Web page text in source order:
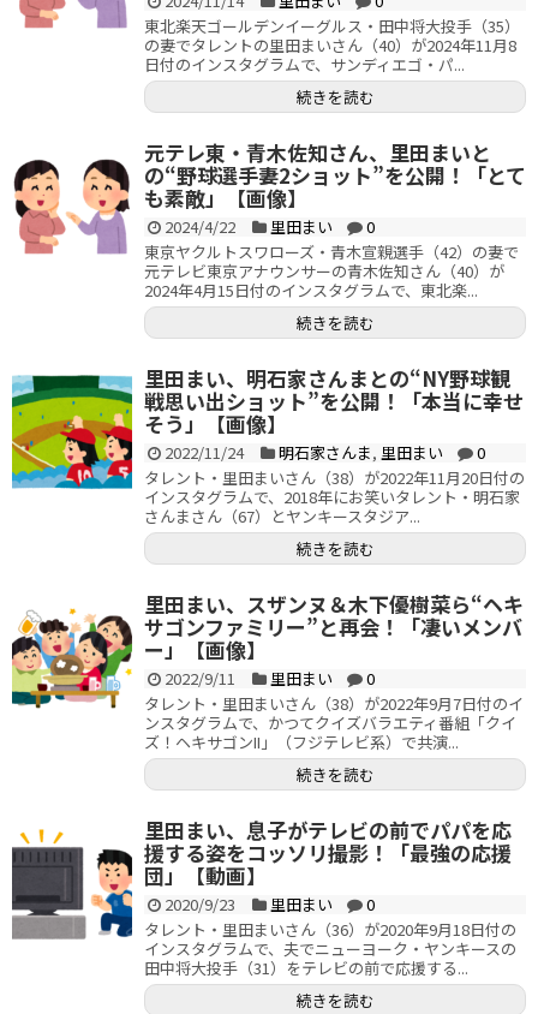
東北楽天ゴールデンイーグルス・田中将大投手（35）
の妻でタレントの里田まいさん（40）が2024年11月8
日付のインスタグラムで、サンディエゴ・パ...
続きを読む
元テレ東・青木佐知さん、里田まいと
の“野球選手妻2ショット”を公開！「とて
も素敵」【画像】
2024/4/22 里田まい
0
東京ヤクルトスワローズ・青木宣親選手（42）の妻で
元テレビ東京アナウンサーの青木佐知さん（40）が
2024年4月15日付のインスタグラムで、東北楽...
続きを読む
里田まい、明石家さんまとの“NY野球観
戦思い出ショット”を公開！「本当に幸せ
そう」【画像】
2022/11/24 明石家さんま, 里田まい
0
タレント・里田まいさん（38）が2022年11月20日付の
インスタグラムで、2018年にお笑いタレント・明石家
さんまさん（67）とヤンキースタジア...
続きを読む
里田まい、スザンヌ＆木下優樹菜ら“ヘキ
サゴンファミリー”と再会！「凄いメンバ
ー」【画像】
2022/9/11 里田まい
0
タレント・里田まいさん（38）が2022年9月7日付のイ
ンスタグラムで、かつてクイズバラエティ番組「クイ
ズ！ヘキサゴンII」（フジテレビ系）で共演...
続きを読む
里田まい、息子がテレビの前でパパを応
援する姿をコッソリ撮影！「最強の応援
団」【動画】
2020/9/23 里田まい
0
タレント・里田まいさん（36）が2020年9月18日付の
インスタグラムで、夫でニューヨーク・ヤンキースの
田中将大投手（31）をテレビの前で応援する...
続きを読む